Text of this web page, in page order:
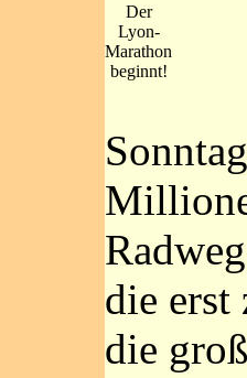
Der
Lyon-
Marathon
beginnt!
die
die